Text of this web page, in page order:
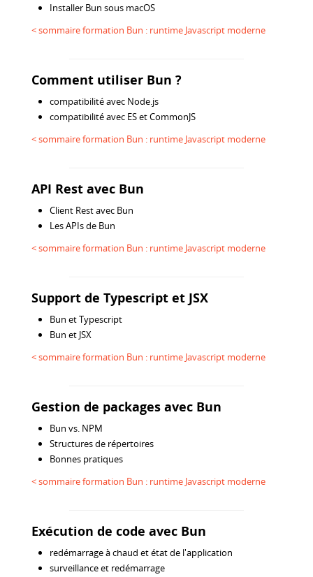
Installer Bun sous macOS
< sommaire formation Bun : runtime Javascript moderne
Comment utiliser Bun ?
compatibilité avec Node.js
compatibilité avec ES et CommonJS
< sommaire formation Bun : runtime Javascript moderne
API Rest avec Bun
Client Rest avec Bun
Les APIs de Bun
< sommaire formation Bun : runtime Javascript moderne
Support de Typescript et JSX
Bun et Typescript
Bun et JSX
< sommaire formation Bun : runtime Javascript moderne
Gestion de packages avec Bun
Bun vs. NPM
Structures de répertoires
Bonnes pratiques
< sommaire formation Bun : runtime Javascript moderne
Exécution de code avec Bun
redémarrage à chaud et état de l'application
surveillance et redémarrage